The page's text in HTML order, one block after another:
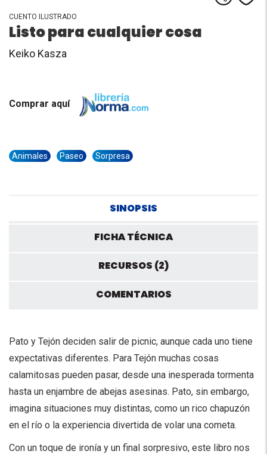
CUENTO ILUSTRADO
Listo para cualquier cosa
Keiko Kasza
Comprar aquí
Animales Paseo Sorpresa
SINOPSIS
FICHA TÉCNICA
RECURSOS (2)
COMENTARIOS
Pato y Tejón deciden salir de picnic, aunque cada uno tiene
expectativas diferentes. Para Tejón muchas cosas
calamitosas pueden pasar, desde una inesperada tormenta
hasta un enjambre de abejas asesinas. Pato, sin embargo,
imagina situaciones muy distintas, como un rico chapuzón
en el río o la experiencia divertida de volar una cometa.
Con un toque de ironía y un final sorpresivo, este libro nos